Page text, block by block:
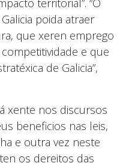
territorial”. “O
poida atraer
que xeren emprego
e que
de Galicia”,
xente nos discursos
beneficios nas leis,
e outra vez neste
os dereitos das